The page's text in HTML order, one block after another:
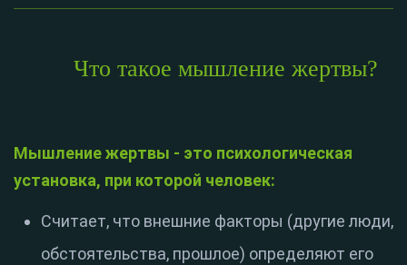
Что такое мышление жертвы?
Мышление жертвы - это психологическая
установка, при которой человек:
Считает, что внешние факторы (другие люди,
обстоятельства, прошлое) определяют его